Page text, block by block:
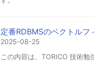
定番RDBMSのベクトル
2025-08-25
この内容は、TORICO 技術